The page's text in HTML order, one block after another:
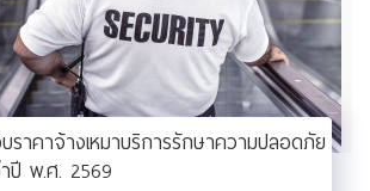
ราคาจ้างเหมาบริการรักษาความปลอดภัย
ปี พ.ศ. 2569